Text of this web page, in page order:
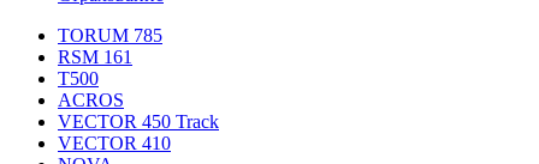
TORUM 785
RSM 161
T500
ACROS
VECTOR 450 Track
VECTOR 410